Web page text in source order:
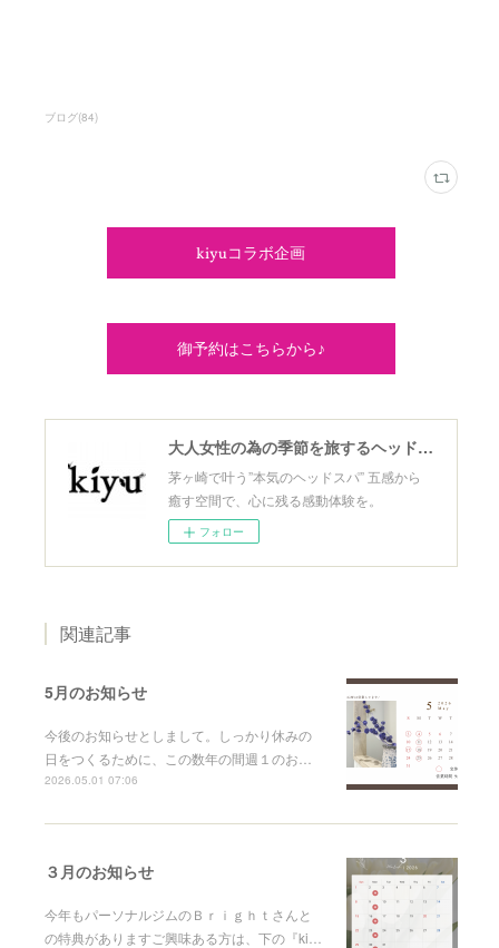
ブログ(84)
kiyuコラボ企画
御予約はこちらから♪
大人女性の為の季節を旅するヘッドスパ
茅ヶ崎で叶う”本気のヘッドスパ” 五感から
癒す空間で、心に残る感動体験を。
フォロー
関連記事
5月のお知らせ
今後のお知らせとしまして。しっかり休みの
日をつくるために、この数年の間週１のお…
2026.05.01 07:06
３月のお知らせ
今年もパーソナルジムのＢｒｉｇｈｔさんと
の特典がありますご興味ある方は、下の『ki…